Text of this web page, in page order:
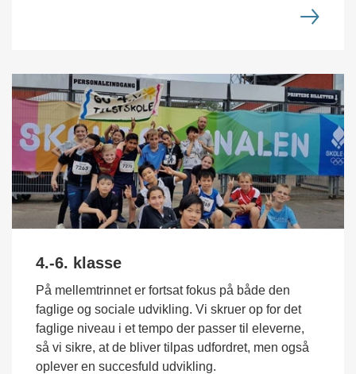
4.-6. klasse
På mellemtrinnet er fortsat fokus på både den
faglige og sociale udvikling. Vi skruer op for det
faglige niveau i et tempo der passer til eleverne,
så vi sikre, at de bliver tilpas udfordret, men også
oplever en succesfuld udvikling.